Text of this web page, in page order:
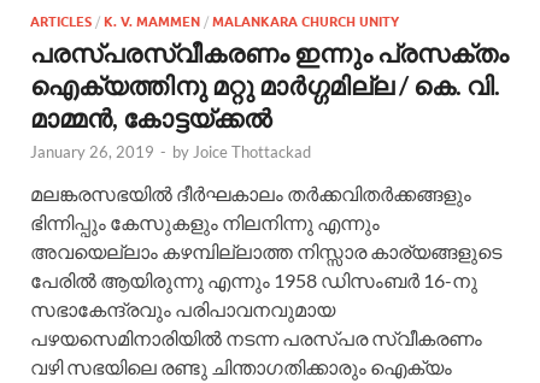
ARTICLES / K. V. MAMMEN / MALANKARA CHURCH UNITY
പരസ്പരസ്വീകരണം ഇന്നും പ്രസക്തം
ഐക്യത്തിനു മറ്റു മാര്‍ഗ്ഗമില്ല / കെ. വി.
മാമ്മന്‍, കോട്ടയ്ക്കല്‍
January 26, 2019 - by Joice Thottackad
മലങ്കരസഭയില്‍ ദീര്‍ഘകാലം തര്‍ക്കവിതര്‍ക്കങ്ങളും
ഭിന്നിപ്പും കേസുകളും നിലനിന്നു എന്നും
അവയെല്ലാം കഴമ്പില്ലാത്ത നിസ്സാര കാര്യങ്ങളുടെ
പേരില്‍ ആയിരുന്നു എന്നും 1958 ഡിസംബര്‍ 16-നു
സഭാകേന്ദ്രവും പരിപാവനവുമായ
പഴയസെമിനാരിയില്‍ നടന്ന പരസ്പര സ്വീകരണം
വഴി സഭയിലെ രണ്ടു ചിന്താഗതിക്കാരും ഐക്യം